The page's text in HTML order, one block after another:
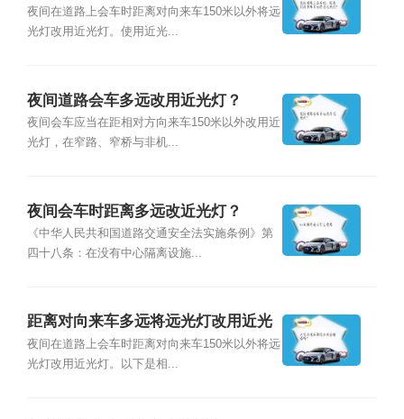
远使用近光灯？
夜间在道路上会车时距离对向来车150米以外将远
光灯改用近光灯。使用近光...
夜间道路会车多远改用近光灯？
夜间会车应当在距相对方向来车150米以外改用近
光灯，在窄路、窄桥与非机...
夜间会车时距离多远改近光灯？
《中华人民共和国道路交通安全法实施条例》第
四十八条：在没有中心隔离设施...
距离对向来车多远将远光灯改用近光
灯？
夜间在道路上会车时距离对向来车150米以外将远
光灯改用近光灯。以下是相...